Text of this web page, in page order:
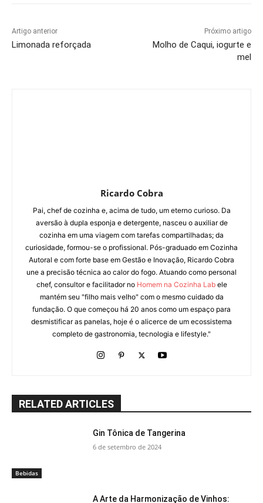
Artigo anterior
Limonada reforçada
Próximo artigo
Molho de Caqui, iogurte e
mel
Ricardo Cobra
Pai, chef de cozinha e, acima de tudo, um eterno curioso. Da
aversão à dupla esponja e detergente, nasceu o auxiliar de
cozinha em uma viagem com tarefas compartilhadas; da
curiosidade, formou-se o profissional. Pós-graduado em Cozinha
Autoral e com forte base em Gestão e Inovação, Ricardo Cobra
une a precisão técnica ao calor do fogo. Atuando como personal
chef, consultor e facilitador no Homem na Cozinha Labele
mantém seu "filho mais velho" com o mesmo cuidado da
fundação. O que começou há 20 anos como um espaço para
desmistificar as panelas, hoje é o alicerce de um ecossistema
completo de gastronomia, tecnologia e lifestyle."
RELATED ARTICLES
Bebidas
Gin Tônica de Tangerina
6 de setembro de 2024
A Arte da Harmonização de Vinhos: